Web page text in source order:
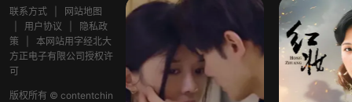
联系方式
网站地图
用户协议
隐私政
策
本网站用字经北大
方正电子有限公司授权许
可
版权所有 © contentchin